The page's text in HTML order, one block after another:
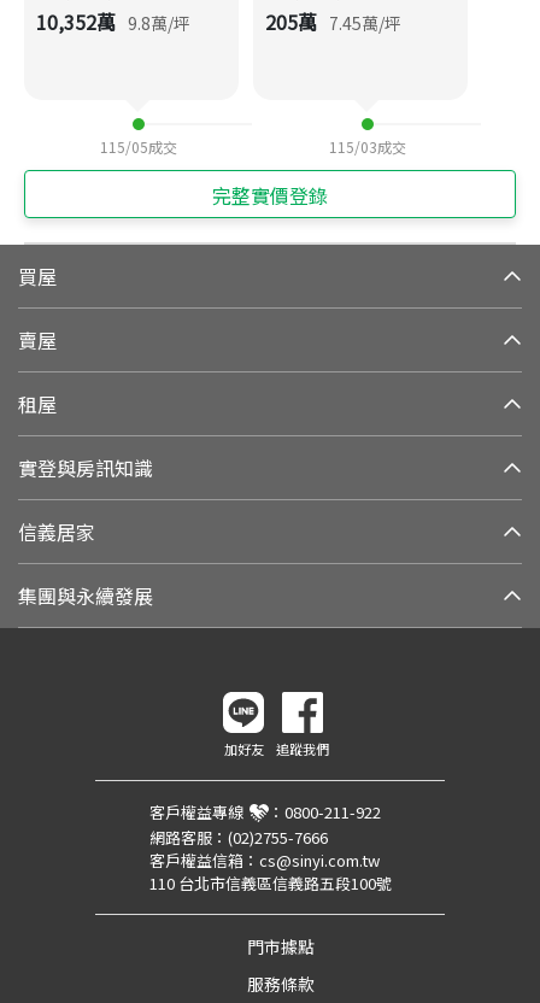
10,352萬 9.8萬/坪
115/05成交
205萬 7.45萬/坪
115/03成交
完整實價登錄
買屋
賣屋
租屋
實登與房訊知識
信義居家
集團與永續發展
加好友 追蹤我們
客戶權益專線 ： 0800-211-922
網路客服： (02)2755-7666
客戶權益信箱： cs@sinyi.com.tw
110 台北市信義區信義路五段100號
門市據點
服務條款